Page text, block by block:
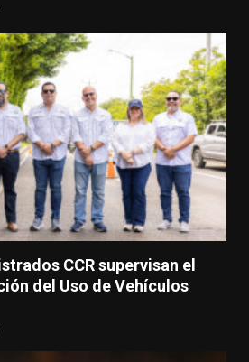
CCR supervisan el
del Uso de Vehículos